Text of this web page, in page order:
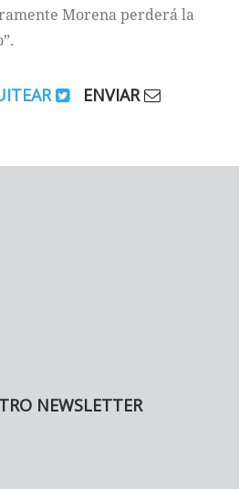
Morena perderá la
ENVIAR
NEWSLETTER